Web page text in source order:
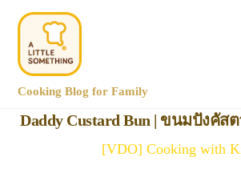
Cooking Blog for Family
Daddy Custard Bun | ขนมปังคั
[VDO] Cooking with